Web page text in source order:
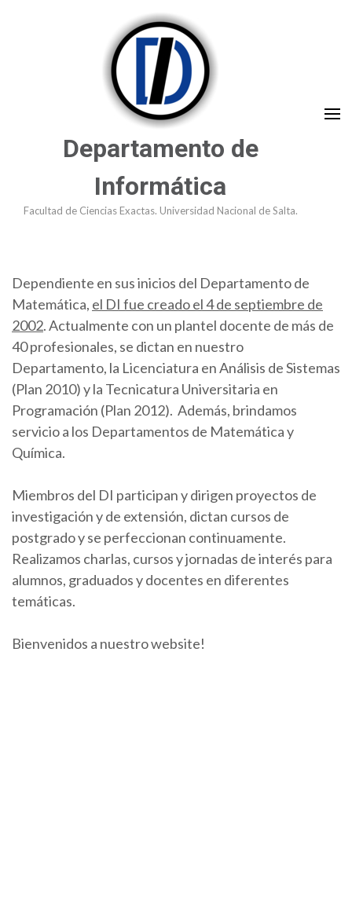
Departamento de
Informática
Facultad de Ciencias Exactas. Universidad Nacional de Salta.
Dependiente en sus inicios del Departamento de
Matemática, el DI fue creado el 4 de septiembre de
2002. Actualmente con un plantel docente de más de
40 profesionales, se dictan en nuestro
Departamento, la Licenciatura en Análisis de Sistemas
(Plan 2010) y la Tecnicatura Universitaria en
Programación (Plan 2012). Además, brindamos
servicio a los Departamentos de Matemática y
Química.
Miembros del DI participan y dirigen proyectos de
investigación y de extensión, dictan cursos de
postgrado y se perfeccionan continuamente.
Realizamos charlas, cursos y jornadas de interés para
alumnos, graduados y docentes en diferentes
temáticas.
Bienvenidos a nuestro website!